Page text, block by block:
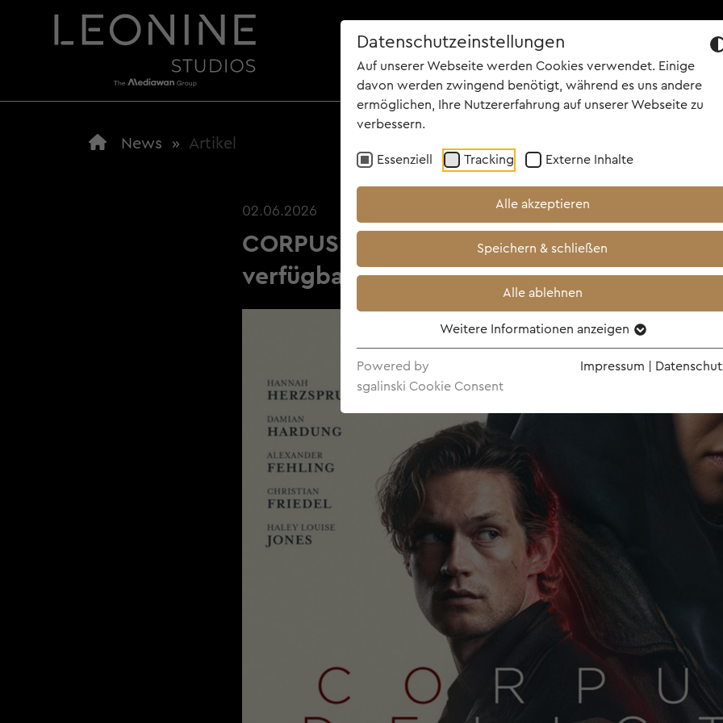
Datenschutzeinstellungen
Auf unserer Webseite werden Cookies verwendet. Einige
davon werden zwingend benötigt, während es uns andere
ermöglichen, Ihre Nutzererfahrung auf unserer Webseite zu
verbessern.
Essenziell Tracking Externe Inhalte
Alle akzeptieren
Speichern & schließen
Alle ablehnen
Weitere Informationen anzeigen
Powered by
sgalinski Cookie Consent
Impressum
ÜBER UNS PORTFOLIO KARRIERE PEOPLE
News » Artikel
02.06.2026
CORPUS DELICTI - Plakat und erste
verfügbar / ab 1. Oktober 2026 im Kino!